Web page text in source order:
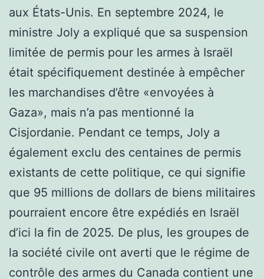
aux États-Unis. En septembre 2024, le
ministre Joly a expliqué que sa suspension
limitée de permis pour les armes à Israël
était spécifiquement destinée à empêcher
les marchandises d’être «envoyées à
Gaza», mais n’a pas mentionné la
Cisjordanie. Pendant ce temps, Joly a
également exclu des centaines de permis
existants de cette politique, ce qui signifie
que 95 millions de dollars de biens militaires
pourraient encore être expédiés en Israël
d’ici la fin de 2025. De plus, les groupes de
la société civile ont averti que le régime de
contrôle des armes du Canada contient une